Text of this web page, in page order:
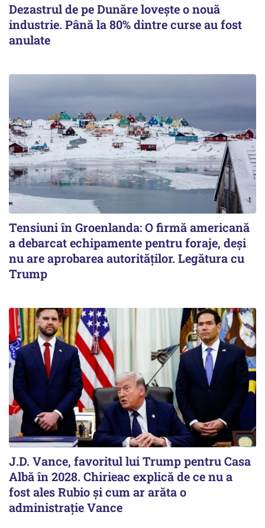
Dezastrul de pe Dunăre lovește o nouă
industrie. Până la 80% dintre curse au fost
anulate
Tensiuni în Groenlanda: O firmă americană
a debarcat echipamente pentru foraje, deși
nu are aprobarea autorităților. Legătura cu
Trump
J.D. Vance, favoritul lui Trump pentru Casa
Albă în 2028. Chirieac explică de ce nu a
fost ales Rubio și cum ar arăta o
administrație Vance